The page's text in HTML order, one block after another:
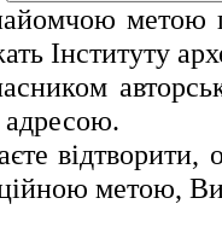
метою
Інституту
адресою.
відтворити,
метою,